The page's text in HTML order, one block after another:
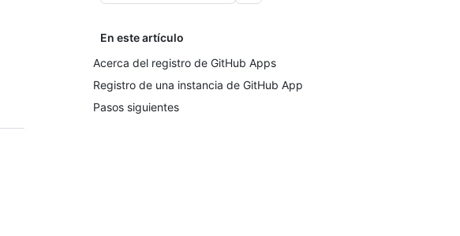
En este artículo
Acerca del registro de GitHub Apps
Registro de una instancia de GitHub App
Pasos siguientes